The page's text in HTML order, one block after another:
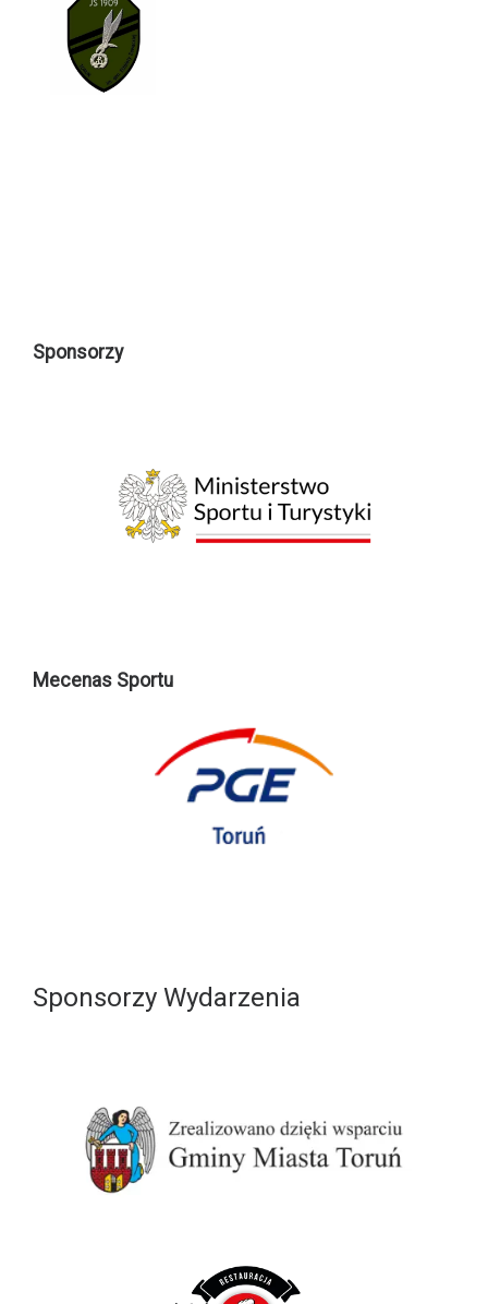
Sponsorzy
Mecenas Sportu
Sponsorzy Wydarzenia